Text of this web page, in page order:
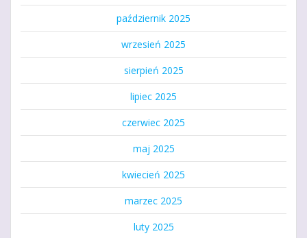
październik 2025
wrzesień 2025
sierpień 2025
lipiec 2025
czerwiec 2025
maj 2025
kwiecień 2025
marzec 2025
luty 2025